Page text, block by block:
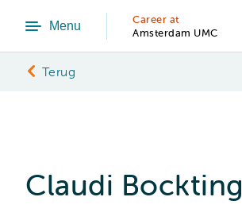
Menu
Career at
Amsterdam UMC
Terug
Claudi Bockting